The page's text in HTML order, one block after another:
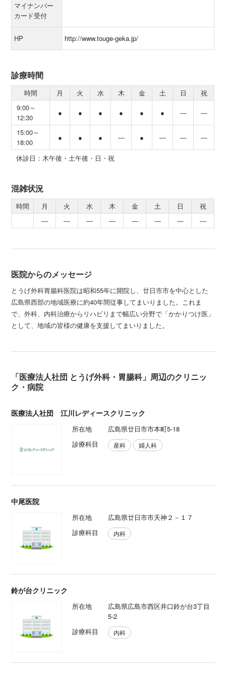
マイナンバー
カード受付
HP http://www.touge-geka.jp/
診療時間
時間 月 火 水 木 金 土 日
祝
9:00～
12:30
● ● ● ● ● ● ― ―
15:00～
18:00
● ● ● ― ● ― ― ―
休診日：木午後・土午後・日・祝
混雑状況
時間 月 火 水 木 金 土 日
祝
―
― ― ― ― ― ― ―
医院からのメッセージ
とうげ外科胃腸科医院は昭和55年に開院し、廿日市市を中心とした
広島県西部の地域医療に約40年間従事してまいりました。これま
で、外科、内科治療からリハビリまで幅広い分野で「かかりつけ医」
として、地域の皆様の健康を支援してまいりました。
「医療法人社団 とうげ外科・胃腸科」周辺のクリニッ
ク・病院
医療法人社団 江川レディースクリニック
所在地
広島県廿日市市本町5-18
診療科目
産科 婦人科
中尾医院
所在地
広島県廿日市市天神２－１７
診療科目
内科
鈴が台クリニック
所在地
広島県広島市西区井口鈴が台3丁目
5-2
診療科目
内科